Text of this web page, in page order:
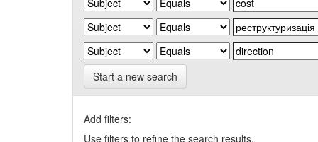
Start a new search
Add filters:
Use filters to refine the search results.